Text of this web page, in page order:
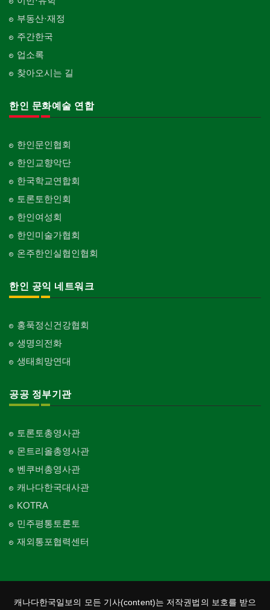
부동산·재정
주간한국
업소록
찾아오시는 길
한인 문화예술 연합
한인문인협회
한인교향악단
한국학교연합회
토론토한인회
한인여성회
한인미술가협회
온주한인실협인협회
한인 공익 네트워크
홍푹정신건강협회
생명의전화
생태희망연대
공공 정부기관
토론토총영사관
몬트리올총영사관
벤쿠버총영사관
캐나다한국대사관
KOTRA
민주평통토론토
재외통포협력센터
캐나다한국일보의 모든 기사(content)는 저작권법의 보호를 받으